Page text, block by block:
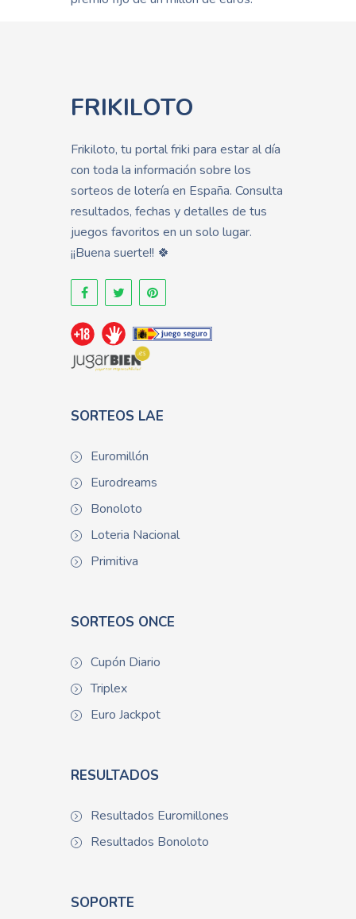
FRIKILOTO
Frikiloto, tu portal friki para estar al día
con toda la información sobre los
sorteos de lotería en España. Consulta
resultados, fechas y detalles de tus
juegos favoritos en un solo lugar.
¡¡Buena suerte!! 🍀
SORTEOS LAE
Euromillón
Eurodreams
Bonoloto
Loteria Nacional
Primitiva
SORTEOS ONCE
Cupón Diario
Triplex
Euro Jackpot
RESULTADOS
Resultados Euromillones
Resultados Bonoloto
SOPORTE